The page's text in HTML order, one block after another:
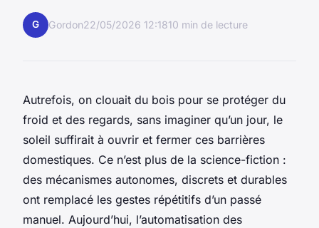
G Gordon22/05/2026 12:1810 min de lecture
Autrefois, on clouait du bois pour se protéger du
froid et des regards, sans imaginer qu’un jour, le
soleil suffirait à ouvrir et fermer ces barrières
domestiques. Ce n’est plus de la science-fiction :
des mécanismes autonomes, discrets et durables
ont remplacé les gestes répétitifs d’un passé
manuel. Aujourd’hui, l’automatisation des